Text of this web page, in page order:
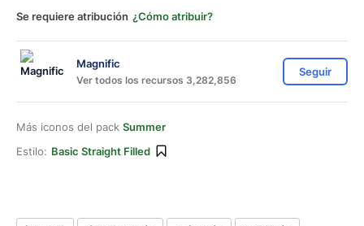
Se requiere atribución ¿Cómo atribuir?
Magnific
Ver todos los recursos 3,282,856
Seguir
Más iconos del pack Summer
Estilo: Basic Straight Filled